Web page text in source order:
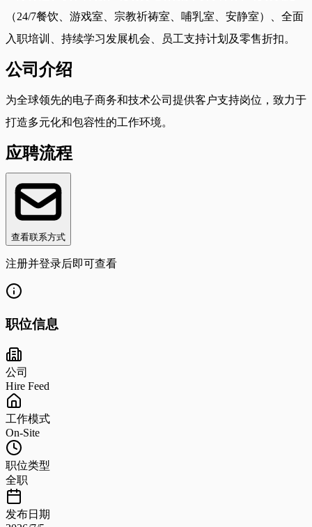
（24/7餐饮、游戏室、宗教祈祷室、哺乳室、安静室）、全面
入职培训、持续学习发展机会、员工支持计划及零售折扣。
公司介绍
为全球领先的电子商务和技术公司提供客户支持岗位，致力于
打造多元化和包容性的工作环境。
应聘流程
查看联系方式
注册并登录后即可查看
职位信息
公司
Hire Feed
工作模式
On-Site
职位类型
全职
发布日期